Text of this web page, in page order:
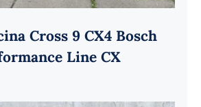
Cross 9 CX4 Bosch
Line CX